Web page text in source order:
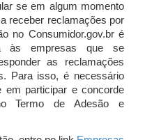
se em algum momento
receber reclamações por
no Consumidor.gov.br é
às empresas que se
as reclamações
Para isso, é necessário
em participar e concorde
Termo de Adesão e